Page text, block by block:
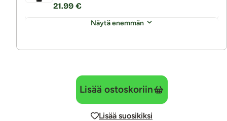
21.99 €
Näytä enemmän
Lisää ostoskoriin
Lisää suosikiksi